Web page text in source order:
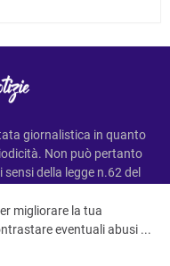
giornalistica in quanto
Non può pertanto
della legge n.62 del
©FiutaNotizie
migliorare la tua
eventuali abusi ...